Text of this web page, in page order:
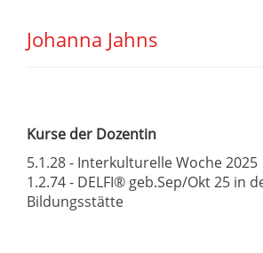
Johanna Jahns
Kurse der Dozentin
5.1.28 - Interkulturelle Woche 2025
1.2.74 - DELFI® geb.Sep/Okt 25 in
Bildungsstätte